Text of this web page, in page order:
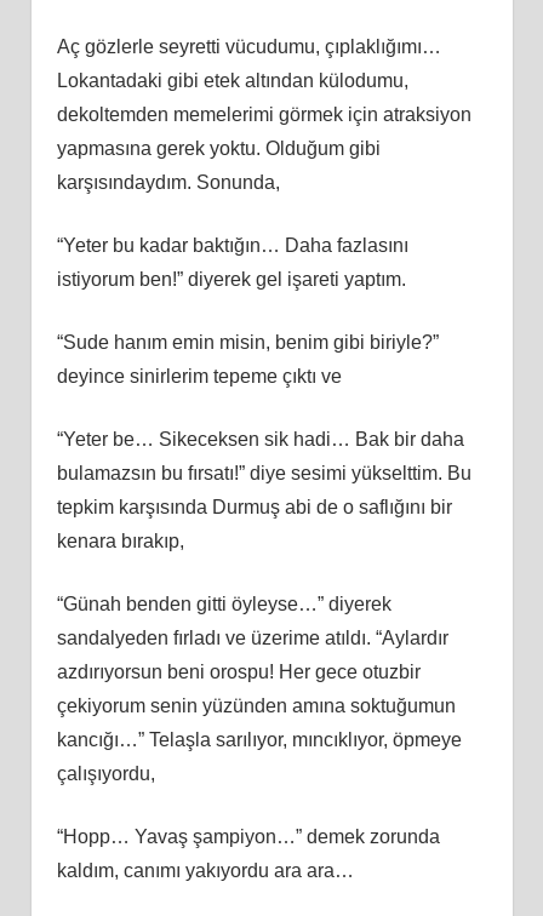
Aç gözlerle seyretti vücudumu, çıplaklığımı…
Lokantadaki gibi etek altından külodumu,
dekoltemden memelerimi görmek için atraksiyon
yapmasına gerek yoktu. Olduğum gibi
karşısındaydım. Sonunda,
“Yeter bu kadar baktığın… Daha fazlasını
istiyorum ben!” diyerek gel işareti yaptım.
“Sude hanım emin misin, benim gibi biriyle?”
deyince sinirlerim tepeme çıktı ve
“Yeter be… Sikeceksen sik hadi… Bak bir daha
bulamazsın bu fırsatı!” diye sesimi yükselttim. Bu
tepkim karşısında Durmuş abi de o saflığını bir
kenara bırakıp,
“Günah benden gitti öyleyse…” diyerek
sandalyeden fırladı ve üzerime atıldı. “Aylardır
azdırıyorsun beni orospu! Her gece otuzbir
çekiyorum senin yüzünden amına soktuğumun
kancığı…” Telaşla sarılıyor, mıncıklıyor, öpmeye
çalışıyordu,
“Hopp… Yavaş şampiyon…” demek zorunda
kaldım, canımı yakıyordu ara ara…